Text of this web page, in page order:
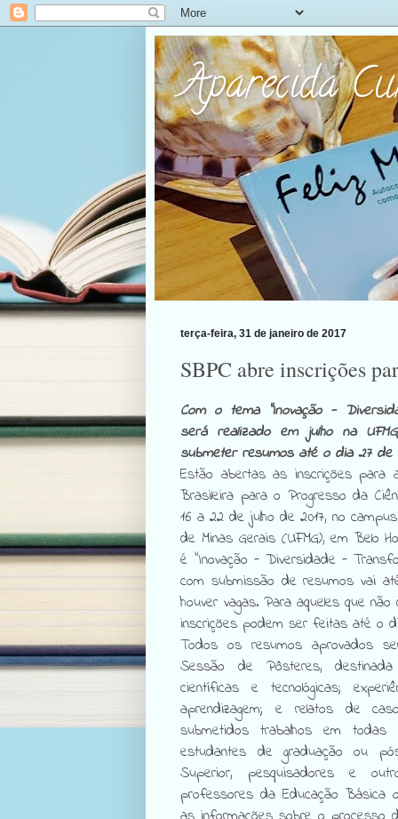
Aparecida
terça-feira, 31 de janeiro de 2017
SBPC abre inscrições
Com o tema "Inovação -
será realizado em julho na
submeter resumos até o dia 27 de
Estão abertas as inscrições para
Brasileira para o Progresso da
16 a 22 de julho de 2017, no
de Minas Gerais (UFMG), em Belo
é "Inovação - Diversidade -
com submissão de resumos vai
houver vagas. Para aqueles que
inscrições podem ser feitas até o
Todos os resumos aprovados
Sessão de Pôsteres,
científicas e tecnológicas;
aprendizagem; e relatos de
submetidos trabalhos em
estudantes de graduação ou
Superior, pesquisadores e
professores da Educação Básica